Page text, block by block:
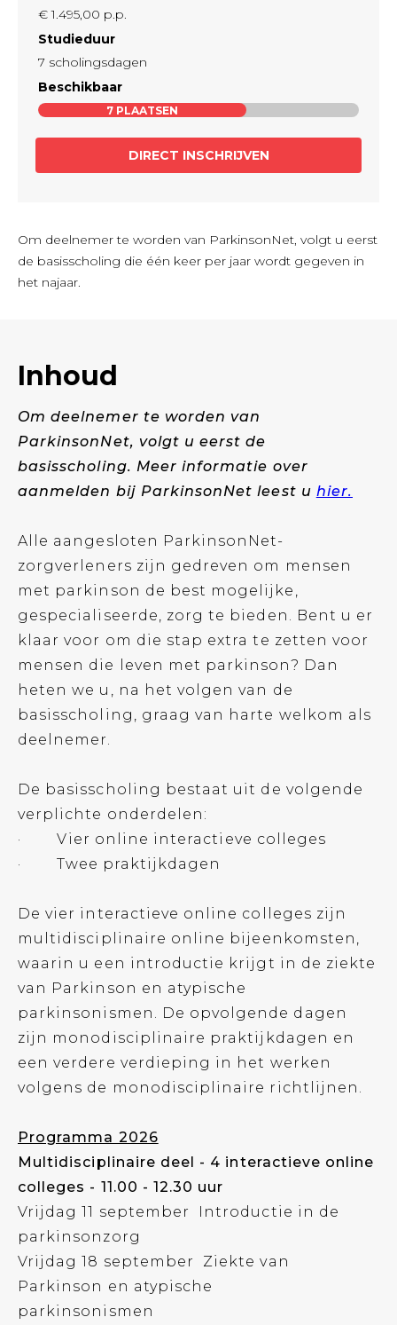
€ 1.495,00 p.p.
Studieduur
7 scholingsdagen
Beschikbaar
7 PLAATSEN
Om deelnemer te worden van ParkinsonNet, volgt u eerst
de basisscholing die één keer per jaar wordt gegeven in
het najaar.
Inhoud
Om deelnemer te worden van
ParkinsonNet, volgt u eerst de
basisscholing. Meer informatie over
aanmelden bij ParkinsonNet leest u hier.
Alle aangesloten ParkinsonNet-
zorgverleners zijn gedreven om mensen
met parkinson de best mogelijke,
gespecialiseerde, zorg te bieden. Bent u er
klaar voor om die stap extra te zetten voor
mensen die leven met parkinson? Dan
heten we u, na het volgen van de
basisscholing, graag van harte welkom als
deelnemer.
De basisscholing bestaat uit de volgende
verplichte onderdelen:
· Vier online interactieve colleges
· Twee praktijkdagen
De vier interactieve online colleges zijn
multidisciplinaire online bijeenkomsten,
waarin u een introductie krijgt in de ziekte
van Parkinson en atypische
parkinsonismen. De opvolgende dagen
zijn monodisciplinaire praktijkdagen en
een verdere verdieping in het werken
volgens de monodisciplinaire richtlijnen.
Programma 2026
Multidisciplinaire deel - 4 interactieve online
colleges - 11.00 - 12.30 uur
Vrijdag 11 september Introductie in de
parkinsonzorg
Vrijdag 18 september Ziekte van
Parkinson en atypische
parkinsonismen